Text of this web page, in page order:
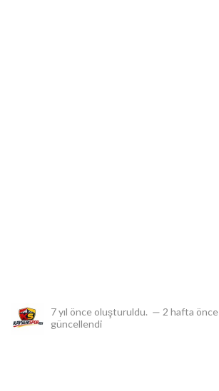
7 yıl önce oluşturuldu. — 2 hafta önce
güncellendi